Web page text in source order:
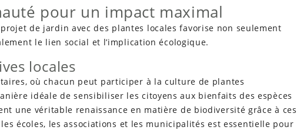
pour un impact maximal
de jardin avec des plantes locales favorise non seulement
le lien social et l’implication écologique.
locales
où chacun peut participer à la culture de plantes
idéale de sensibiliser les citoyens aux bienfaits des espèces
une véritable renaissance en matière de biodiversité grâce à ces
écoles, les associations et les municipalités est essentielle pour